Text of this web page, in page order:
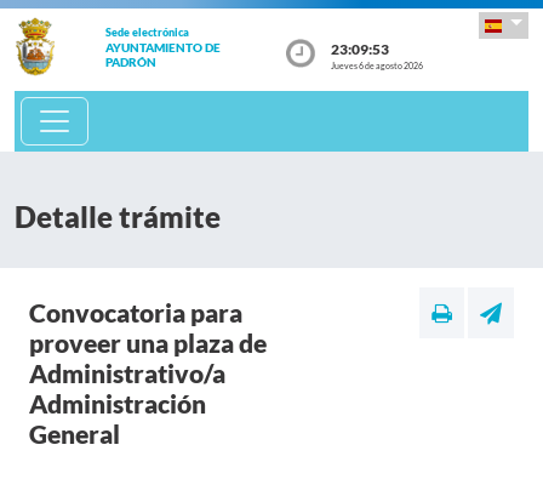
Sede electrónica
AYUNTAMIENTO DE
PADRÓN
23:09:53
Jueves 6 de agosto 2026
Detalle trámite
Convocatoria para
proveer una plaza de
Administrativo/a
Administración
General